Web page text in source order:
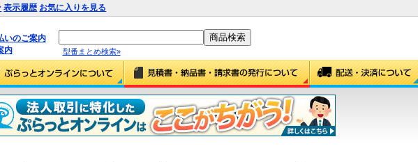
表示履歴 お気に入りを見る
いのご案内
内
型番まとめ検索»